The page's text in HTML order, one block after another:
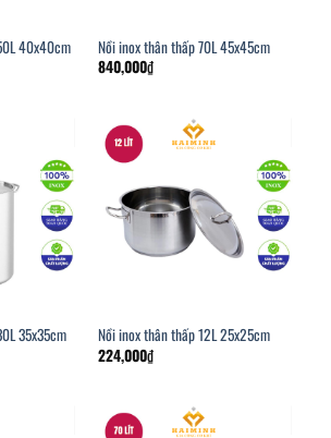
40x40cm
Nồi inox thân thấp 70L 45x45cm
840,000₫
35x35cm
Nồi inox thân thấp 12L 25x25cm
224,000₫